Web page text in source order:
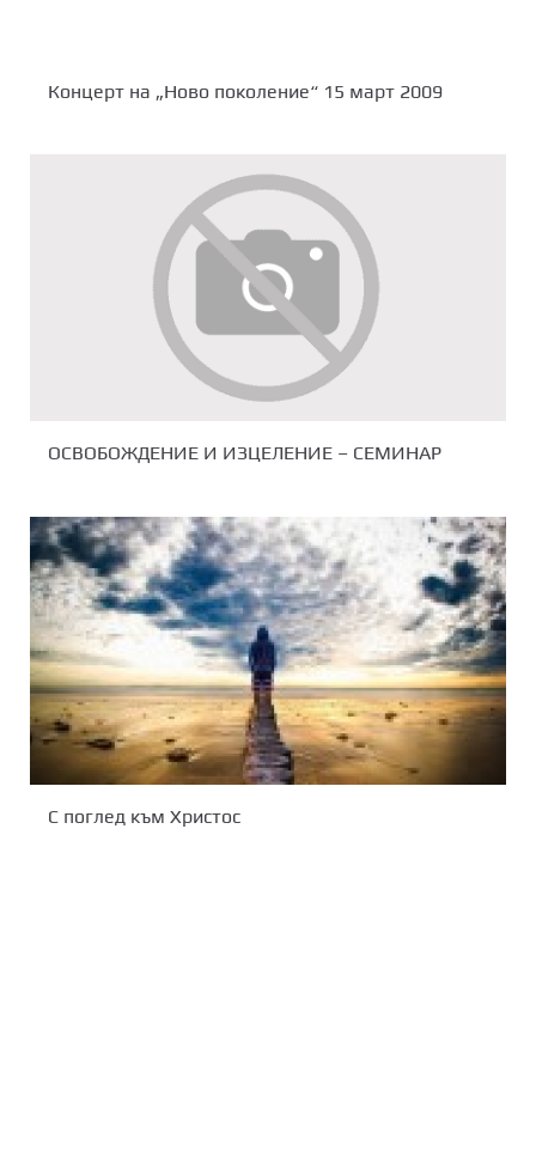
Концерт на „Ново поколение“ 15 март 2009
ОСВОБОЖДЕНИЕ И ИЗЦЕЛЕНИЕ – СЕМИНАР
С поглед към Христос